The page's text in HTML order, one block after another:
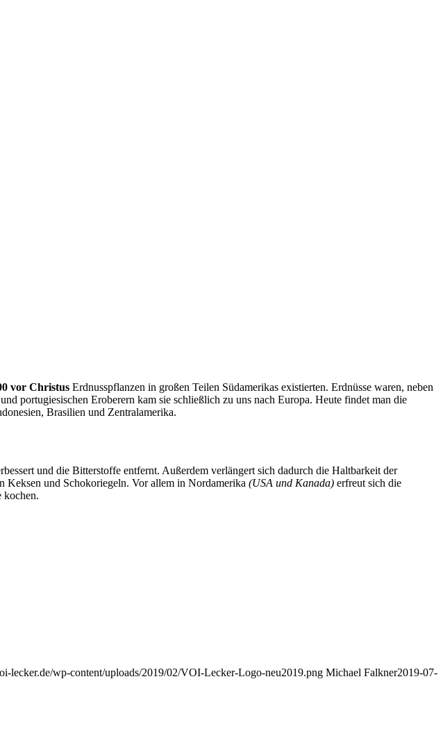
vor Christus Erdnusspflanzen in großen Teilen Südamerikas existierten. Erdnüsse waren, neben
portugiesischen Eroberern kam sie schließlich zu uns nach Europa. Heute findet man die
Brasilien und Zentralamerika.
und die Bitterstoffe entfernt. Außerdem verlängert sich dadurch die Haltbarkeit der
Keksen und Schokoriegeln. Vor allem in Nordamerika (USA und Kanada) erfreut sich die
kochen.
lecker.de/wp-content/uploads/2019/02/VOI-Lecker-Logo-neu2019.png Michael Falkner2019-07-